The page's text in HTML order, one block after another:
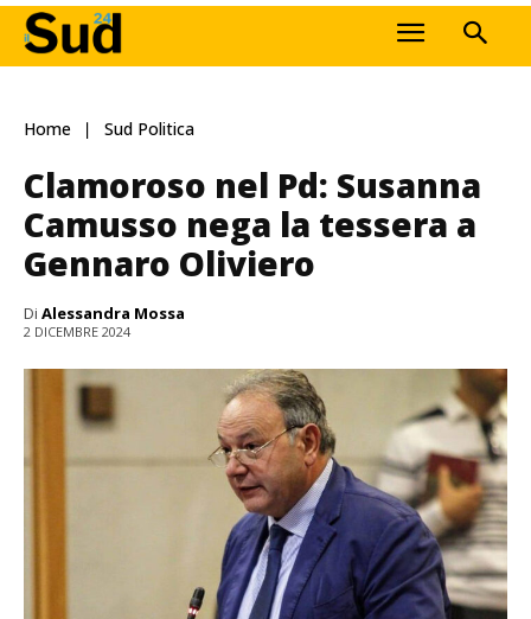
Home Sud Politica
Clamoroso nel Pd: Susanna
Camusso nega la tessera a
Gennaro Oliviero
Di Alessandra Mossa
2 DICEMBRE 2024